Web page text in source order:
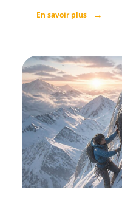
En savoir plus
Loisirs